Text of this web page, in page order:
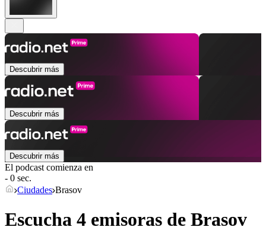
Descubrir más
Descubrir más
Descubrir más
El podcast comienza en
- 0 sec.
Ciudades Brasov
Escucha 4 emisoras de Brasov